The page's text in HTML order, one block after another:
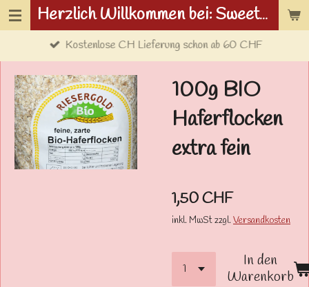
Zum
Herzlich Willkommen bei: Sweetwolf.ch
Kostenlose CH Lieferung schon ab 60 CHF
100g BIO
Haferflocken
extra fein
1,50 CHF
inkl. MwSt zzgl.Versandkosten
In den
Warenkorb